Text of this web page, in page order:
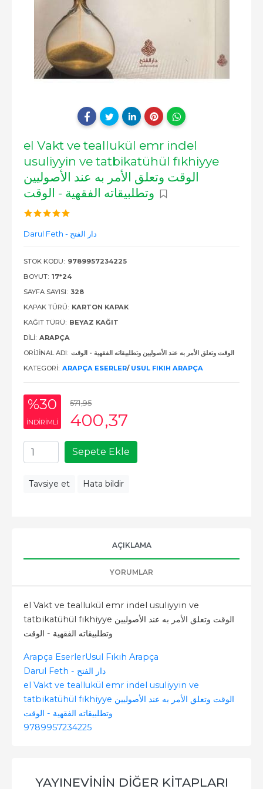
el Vakt ve teallukül emr indel
usuliyyin ve tatbikatühül fıkhiyye
الوقت وتعلق الأمر به عند الأصوليين
Darul Feth - دار الفتح
STOK KODU: 9789957234225
BOYUT: 17*24
SAYFA SAYISI: 328
KAPAK TÜRÜ: KARTON KAPAK
KAĞIT TÜRÜ: BEYAZ KAĞIT
DILI: ARAPÇA
ORIJINAL ADI: الوقت وتعلق الأمر به عند الأصوليين وتطلبيقاته الفقهية - الوقت
KATEGORI: ARAPÇA ESERLER/ USUL FIKIH ARAPÇA
%30
INDIRIMLI
571,95
400,37
Sepete Ekle
Tavsiye et Hata bildir
AÇIKLAMA
YORUMLAR
el Vakt ve teallukül emr indel usuliyyin ve
tatbikatühül fıkhiyye الوقت وتعلق الأمر به عند الأصوليين
وتطلبيقاته الفقهية - الوقت
Arapça EserlerUsul Fıkıh Arapça
Darul Feth - دار الفتح
el Vakt ve teallukül emr indel usuliyyin ve
tatbikatühül fıkhiyye الوقت وتعلق الأمر به عند الأصوليين
وتطلبيقاته الفقهية - الوقت
9789957234225
YAYINEVININ DIĞER KITAPLARI